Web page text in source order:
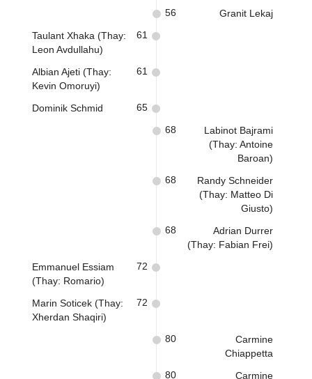
Granit Lekaj
56
Taulant Xhaka (Thay:
Leon Avdullahu)
61
Albian Ajeti (Thay:
Kevin Omoruyi)
61
Dominik Schmid 65
Labinot Bajrami
(Thay: Antoine
Baroan)
68
Randy Schneider
(Thay: Matteo Di
Giusto)
68
Adrian Durrer
(Thay: Fabian Frei)
68
Emmanuel Essiam
(Thay: Romario)
72
Marin Soticek (Thay:
Xherdan Shaqiri)
72
Carmine
Chiappetta
80
Carmine
80